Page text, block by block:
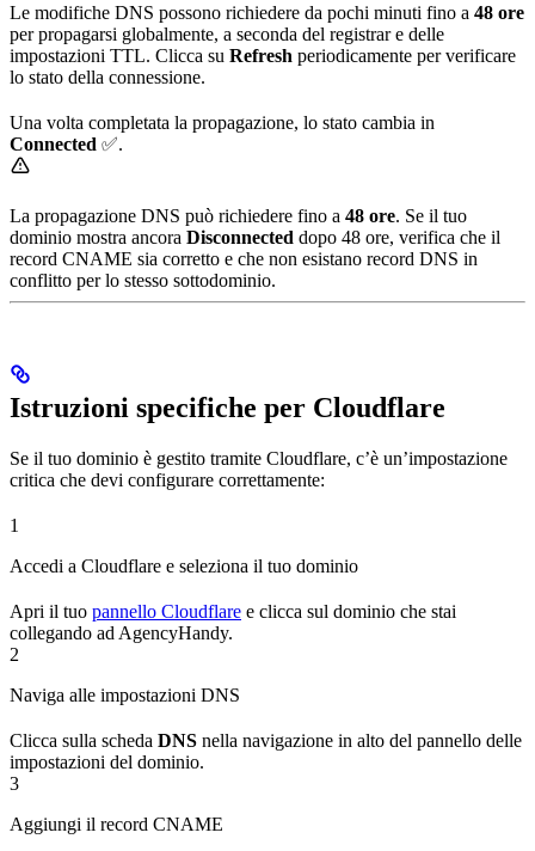
Le modifiche DNS possono richiedere da pochi minuti fino a 48 ore
per propagarsi globalmente, a seconda del registrar e delle
impostazioni TTL. Clicca su Refresh periodicamente per verificare
lo stato della connessione.
Una volta completata la propagazione, lo stato cambia in
Connected ✅.
La propagazione DNS può richiedere fino a 48 ore. Se il tuo
dominio mostra ancora Disconnected dopo 48 ore, verifica che il
record CNAME sia corretto e che non esistano record DNS in
conflitto per lo stesso sottodominio.
Istruzioni specifiche per Cloudflare
Se il tuo dominio è gestito tramite Cloudflare, c’è un’impostazione
critica che devi configurare correttamente:
1
Accedi a Cloudflare e seleziona il tuo dominio
Apri il tuo pannello Cloudflare e clicca sul dominio che stai
collegando ad AgencyHandy.
2
Naviga alle impostazioni DNS
Clicca sulla scheda DNS nella navigazione in alto del pannello delle
impostazioni del dominio.
3
Aggiungi il record CNAME